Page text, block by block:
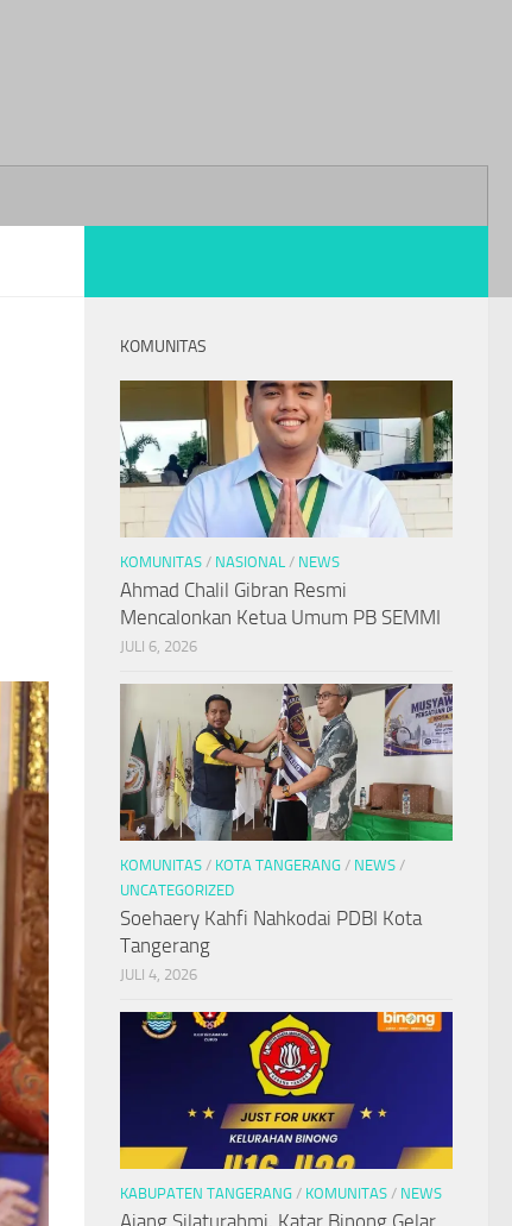
KOMUNITAS
KOMUNITAS / NASIONAL / NEWS
Ahmad Chalil Gibran Resmi
Mencalonkan Ketua Umum PB SEMMI
JULI 6, 2026
KOMUNITAS / KOTA TANGERANG / NEWS /
UNCATEGORIZED
Soehaery Kahfi Nahkodai PDBI Kota
Tangerang
JULI 4, 2026
KABUPATEN TANGERANG / KOMUNITAS / NEWS
Ajang Silaturahmi, Katar Binong Gelar